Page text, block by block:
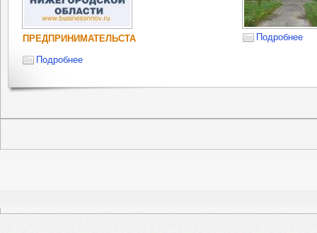
ПРЕДПРИНИМАТЕЛЬСТА
Подробнее
Подробнее